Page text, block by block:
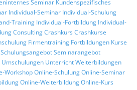
Seminar Kundenspezifisches
Individual-Seminar Individual-Schulung
Training Individual-Fortbildung Individual-
ConsultingCrashkurs Crashkurse
Firmentraining Fortbildungen Kurse
SchulungsangebotSeminarangebot
Umschulungen UnterrichtWeiterbildungen
WorkshopOnline-SchulungOnline-Seminar
Online-WeiterbildungOnline-Kurs